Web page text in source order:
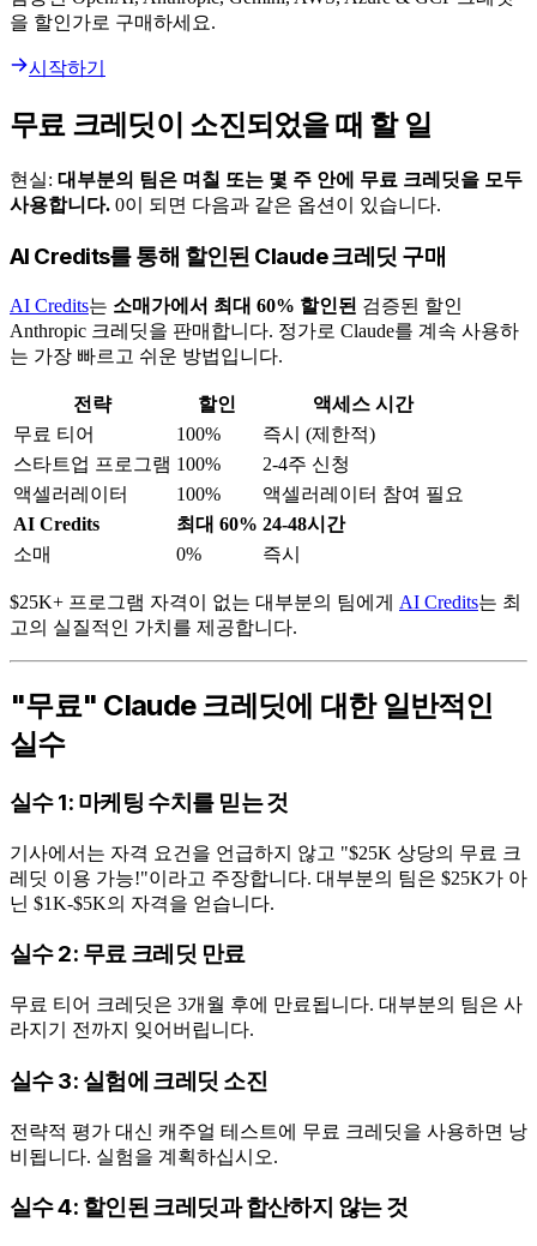
을 할인가로 구매하세요.
시작하기
무료 크레딧이 소진되었을 때 할 일
현실: 대부분의 팀은 며칠 또는 몇 주 안에 무료 크레딧을 모두
사용합니다. 0이 되면 다음과 같은 옵션이 있습니다.
AI Credits를 통해 할인된 Claude 크레딧 구매
AI Credits는 소매가에서 최대 60% 할인된 검증된 할인
Anthropic 크레딧을 판매합니다. 정가로 Claude를 계속 사용하
는 가장 빠르고 쉬운 방법입니다.
전략 할인
액세스 시간
무료 티어
100%
즉시 (제한적)
스타트업 프로그램 100%
2-4주 신청
액셀러레이터
100%
액셀러레이터 참여 필요
AI Credits
최대 60% 24-48시간
소매
0% 즉시
$25K+ 프로그램 자격이 없는 대부분의 팀에게 AI Credits는 최
고의 실질적인 가치를 제공합니다.
"무료" Claude 크레딧에 대한 일반적인
실수
실수 1: 마케팅 수치를 믿는 것
기사에서는 자격 요건을 언급하지 않고 "$25K 상당의 무료 크
레딧 이용 가능!"이라고 주장합니다. 대부분의 팀은 $25K가 아
닌 $1K-$5K의 자격을 얻습니다.
실수 2: 무료 크레딧 만료
무료 티어 크레딧은 3개월 후에 만료됩니다. 대부분의 팀은 사
라지기 전까지 잊어버립니다.
실수 3: 실험에 크레딧 소진
전략적 평가 대신 캐주얼 테스트에 무료 크레딧을 사용하면 낭
비됩니다. 실험을 계획하십시오.
실수 4: 할인된 크레딧과 합산하지 않는 것